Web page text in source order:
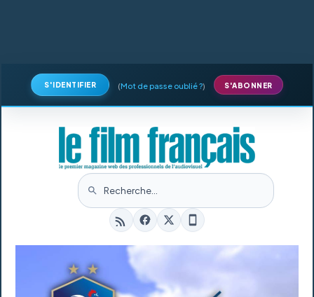
S'IDENTIFIER (Mot de passe oublié ?) S'ABONNER